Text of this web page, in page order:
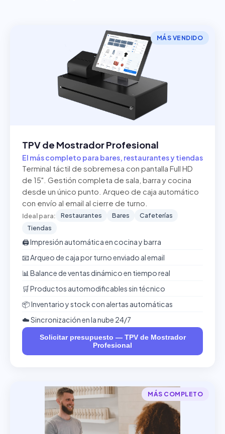
MÁS VENDIDO
TPV de Mostrador Profesional
El más completo para bares, restaurantes y tiendas
Terminal táctil de sobremesa con pantalla Full HD
de 15". Gestión completa de sala, barra y cocina
desde un único punto. Arqueo de caja automático
con envío al email al cierre de turno.
Ideal para: Restaurantes Bares
Cafeterías
Tiendas
🖨️ Impresión automática en cocina y barra
📧 Arqueo de caja por turno enviado al email
📊 Balance de ventas dinámico en tiempo real
🛒 Productos automodificables sin técnico
📦 Inventario y stock con alertas automáticas
☁️ Sincronización en la nube 24/7
Solicitar presupuesto — TPV de Mostrador
Profesional
MÁS COMPLETO